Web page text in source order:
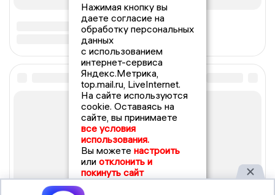
Нажимая кнопку вы
даете согласие на
обработку персональных
данных
с использованием
интернет-сервиса
Яндекс.Метрика,
top.mail.ru, LiveInternet.
На сайте используются
cookie. Оставаясь на
сайте, вы принимаете
все условия
использования.
Вы можете настроить
или отклонить и
покинуть сайт